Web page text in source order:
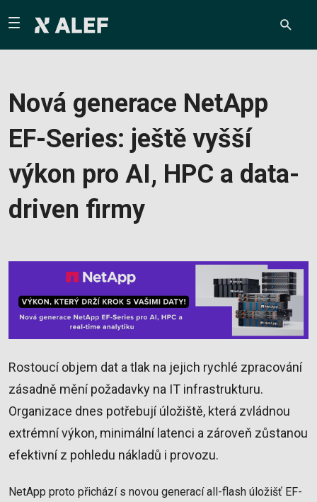
Nová generace NetApp
EF-Series: ještě vyšší
výkon pro AI, HPC a data-
driven firmy
Rostoucí objem dat a tlak na jejich rychlé zpracování
zásadně mění požadavky na IT infrastrukturu.
Organizace dnes potřebují úložiště, která zvládnou
extrémní výkon, minimální latenci a zároveň zůstanou
efektivní z pohledu nákladů i provozu.
NetApp proto přichází s novou generací all-flash úložišť EF-